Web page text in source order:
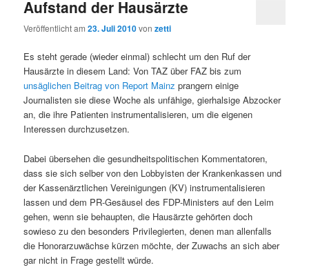
Aufstand der Hausärzte
Veröffentlicht am23. Juli 2010vonzetti
Es steht gerade (wieder einmal) schlecht um den Ruf der
Hausärzte in diesem Land: Von TAZ über FAZ bis zum
unsäglichen Beitrag von Report Mainz prangern einige
Journalisten sie diese Woche als unfähige, gierhalsige Abzocker
an, die ihre Patienten instrumentalisieren, um die eigenen
Interessen durchzusetzen.
Dabei übersehen die gesundheitspolitischen Kommentatoren,
dass sie sich selber von den Lobbyisten der Krankenkassen und
der Kassenärztlichen Vereinigungen (KV) instrumentalisieren
lassen und dem PR-Gesäusel des FDP-Ministers auf den Leim
gehen, wenn sie behaupten, die Hausärzte gehörten doch
sowieso zu den besonders Privilegierten, denen man allenfalls
die Honorarzuwächse kürzen möchte, der Zuwachs an sich aber
gar nicht in Frage gestellt würde.